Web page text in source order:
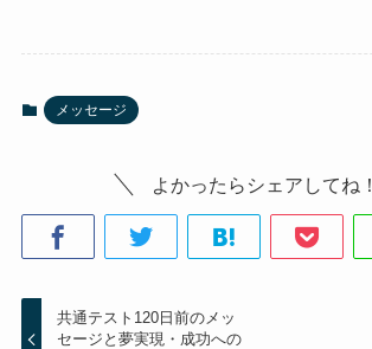
メッセージ
よかったらシェアしてね！
共通テスト120日前のメッ
セージと夢実現・成功への